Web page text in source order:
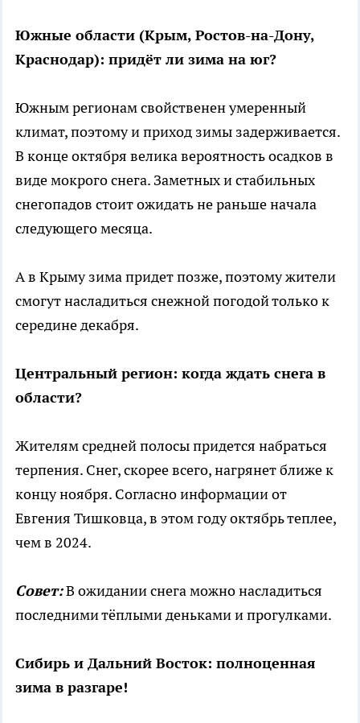
Южные области (Крым, Ростов-на-Дону,
Краснодар): придёт ли зима на юг?
Южным регионам свойственен умеренный
климат, поэтому и приход зимы задерживается.
В конце октября велика вероятность осадков в
виде мокрого снега. Заметных и стабильных
снегопадов стоит ожидать не раньше начала
следующего месяца.
А в Крыму зима придет позже, поэтому жители
смогут насладиться снежной погодой только к
середине декабря.
Центральный регион: когда ждать снега в
области?
Жителям средней полосы придется набраться
терпения. Снег, скорее всего, нагрянет ближе к
концу ноября. Согласно информации от
Евгения Тишковца, в этом году октябрь теплее,
чем в 2024.
Совет:В ожидании снега можно насладиться
последними тёплыми деньками и прогулками.
Сибирь и Дальний Восток: полноценная
зима в разгаре!